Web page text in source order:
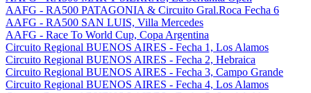
AAFG - RA500 PATAGONIA & Circuito Gral.Roca Fecha 6
AAFG - RA500 SAN LUIS, Villa Mercedes
AAFG - Race To World Cup, Copa Argentina
Circuito Regional BUENOS AIRES - Fecha 1, Los Alamos
Circuito Regional BUENOS AIRES - Fecha 2, Hebraica
Circuito Regional BUENOS AIRES - Fecha 3, Campo Grande
Circuito Regional BUENOS AIRES - Fecha 4, Los Alamos